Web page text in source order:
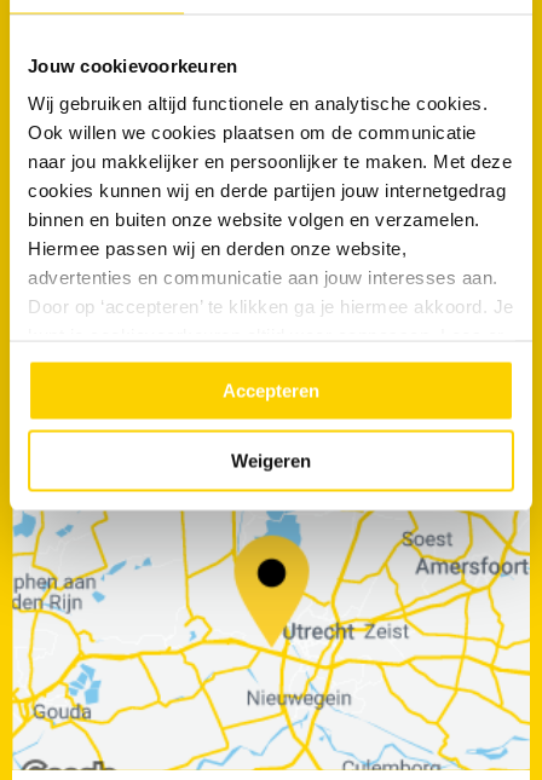
Jouw cookievoorkeuren
Wij gebruiken altijd functionele en analytische cookies.
Ook willen we cookies plaatsen om de communicatie
naar jou makkelijker en persoonlijker te maken. Met deze
cookies kunnen wij en derde partijen jouw internetgedrag
binnen en buiten onze website volgen en verzamelen.
Hiermee passen wij en derden onze website,
advertenties en communicatie aan jouw interesses aan.
Door op ‘accepteren’ te klikken ga je hiermee akkoord. Je
meer over in onsprivacy beleid.
Accepteren
Weigeren
De vestiging in De Meern verzorgt rioolservice in een groot deel
van Utrecht en omliggende regio’s zoals:
Amersfoort
Soest
Leusden
Almere
Woerden
Bunnik
Nieuwegein
IJsselstein
Naarden
Veenendaal
Nijkerk
Hilversum
Maarssen
030 - 248 2600